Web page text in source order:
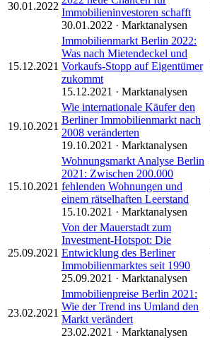
30.01.2022
Immobilieninvestoren schafft
30.01.2022 · Marktanalysen
15.12.2021
Immobilienmarkt Berlin 2022:
Was nach Mietendeckel und
Vorkaufs-Stopp auf Eigentümer
zukommt
15.12.2021 · Marktanalysen
19.10.2021
Wie internationale Käufer den
Berliner Immobilienmarkt nach
2008 veränderten
19.10.2021 · Marktanalysen
15.10.2021
Wohnungsmarkt Analyse Berlin
2021: Zwischen 200.000
fehlenden Wohnungen und
einem rätselhaften Leerstand
15.10.2021 · Marktanalysen
25.09.2021
Von der Mauerstadt zum
Investment-Hotspot: Die
Entwicklung des Berliner
Immobilienmarktes seit 1990
25.09.2021 · Marktanalysen
23.02.2021
Immobilienpreise Berlin 2021:
Wie der Trend ins Umland den
Markt verändert
23.02.2021 · Marktanalysen